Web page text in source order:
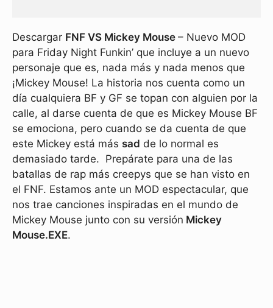
Descargar FNF VS Mickey Mouse – Nuevo MOD
para Friday Night Funkin’ que incluye a un nuevo
personaje que es, nada más y nada menos que
¡Mickey Mouse! La historia nos cuenta como un
día cualquiera BF y GF se topan con alguien por la
calle, al darse cuenta de que es Mickey Mouse BF
se emociona, pero cuando se da cuenta de que
este Mickey está más sad de lo normal es
demasiado tarde. Prepárate para una de las
batallas de rap más creepys que se han visto en
el FNF. Estamos ante un MOD espectacular, que
nos trae canciones inspiradas en el mundo de
Mickey Mouse junto con su versión Mickey
Mouse.EXE.